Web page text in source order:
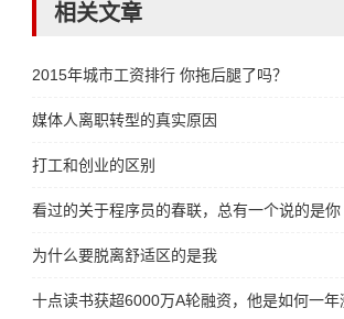
相关文章
2015年城市工资排行 你拖后腿了吗？
媒体人离职转型的真实原因
打工和创业的区别
看过的关于程序员的春联，总有一个说的是你
为什么要脱离舒适区的是我
十点读书获超6000万A轮融资，他是如何一